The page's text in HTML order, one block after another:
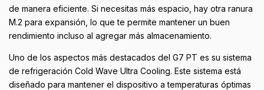
de manera eficiente. Si necesitas más espacio, hay otra ranura
M.2 para expansión, lo que te permite mantener un buen
rendimiento incluso al agregar más almacenamiento.
Uno de los aspectos más destacados del G7 PT es su sistema
de refrigeración Cold Wave Ultra Cooling. Este sistema está
diseñado para mantener el dispositivo a temperaturas óptimas